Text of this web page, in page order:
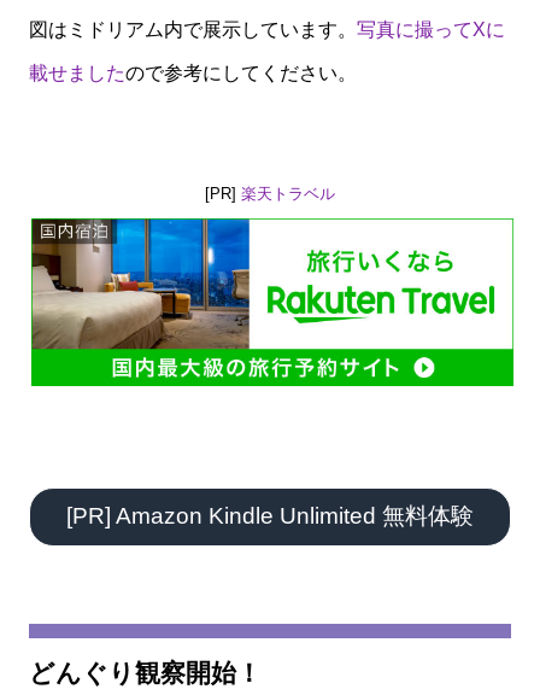
図はミドリアム内で展示しています。 写真に撮ってXに
載せましたので参考にしてください。
[PR] 楽天トラベル
[PR] Amazon Kindle Unlimited 無料体験
どんぐり観察開始！